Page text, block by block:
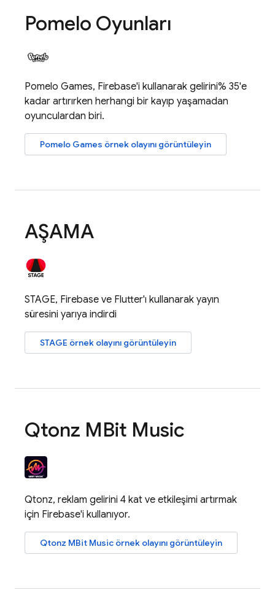
Pomelo Oyunları
Pomelo Games, Firebase'i kullanarak gelirini% 35'e
kadar artırırken herhangi bir kayıp yaşamadan
oyunculardan biri.
Pomelo Games örnek olayını görüntüleyin
AŞAMA
STAGE, Firebase ve Flutter'ı kullanarak yayın
süresini yarıya indirdi
STAGE örnek olayını görüntüleyin
Qtonz MBit Music
Qtonz, reklam gelirini 4 kat ve etkileşimi artırmak
için Firebase'i kullanıyor.
Qtonz MBit Music örnek olayını görüntüleyin